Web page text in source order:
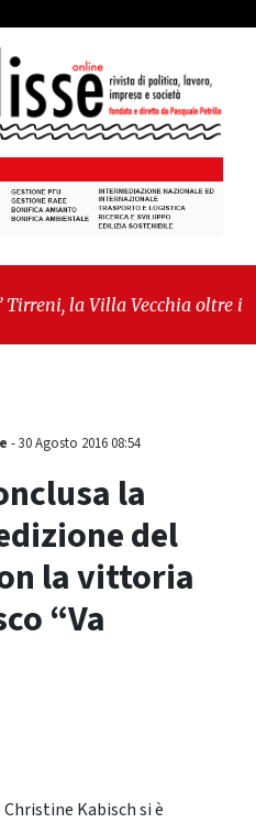
la Villa Vecchia oltre i
“Serve chiarezza!”"
-30 Agosto 2016 08:54
la
del
la vittoria
“Va
Christine Kabisch si è